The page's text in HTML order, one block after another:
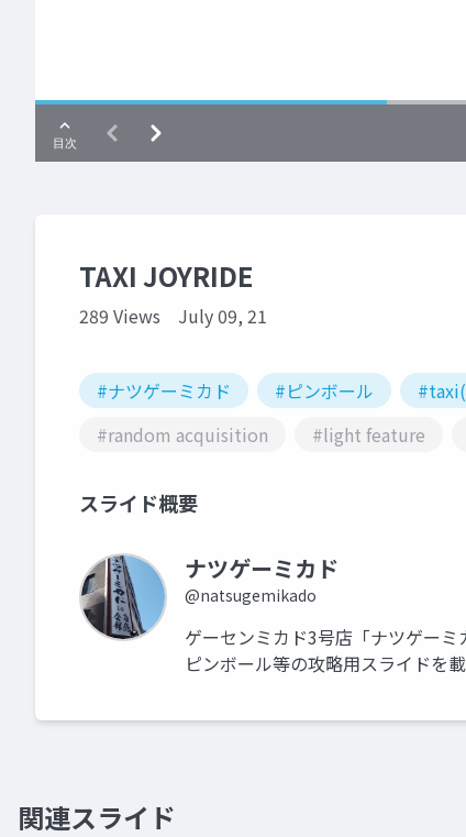
TAXI JOYRIDE
289 Views July 09, 21
#ナツゲーミカド #ピンボール
#random acquisition
#light feature
スライド概要
ナツゲーミカド
@natsugemikado
ゲーセンミカド3号店「ナツゲー
ピンボール等の攻略用スライドを載
関連スライド